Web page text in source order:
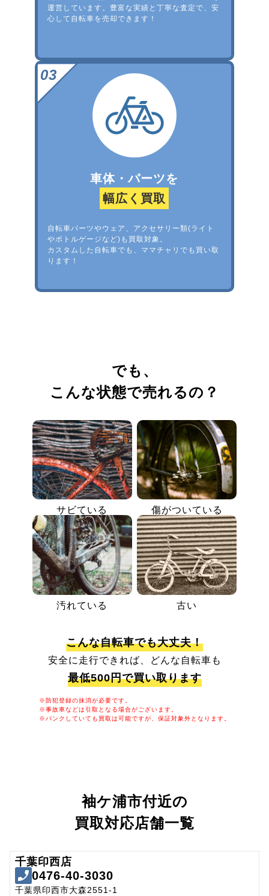
運営しています。豊富な実績と丁寧な査定で、安
心して自転車を売却できます！
車体・パーツを
幅広く買取
自転車パーツやウェア、アクセサリー類(ライト
やボトルゲージなど)も買取対象。
カスタムした自転車でも、ママチャリでも買い取
ります！
でも、
こんな状態で売れるの？
サビている 傷がついている
汚れている 古い
こんな自転車でも大丈夫！
安全に走行できれば、どんな自転車も
最低500円で買い取ります
※防犯登録の抹消が必要です。
※事故車などは引取となる場合がございます。
※パンクしていても買取は可能ですが、保証対象外となります。
袖ケ浦市付近の
買取対応店舗一覧
千葉印西店
0476-40-3030
千葉県印西市大森2551-1